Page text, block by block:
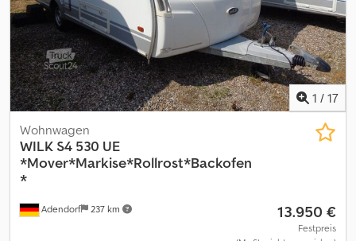
1 / 17
Adendorf 237 km
Wohnwagen
WILK S4 530 UE
*Mover*Markise*Rollrost*Backofen
*
13.950 €
Festpreis